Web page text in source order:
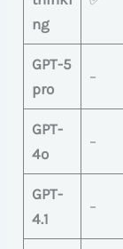
ng
GPT-5
pro
–
GPT-
4o
–
GPT-
4.1
–